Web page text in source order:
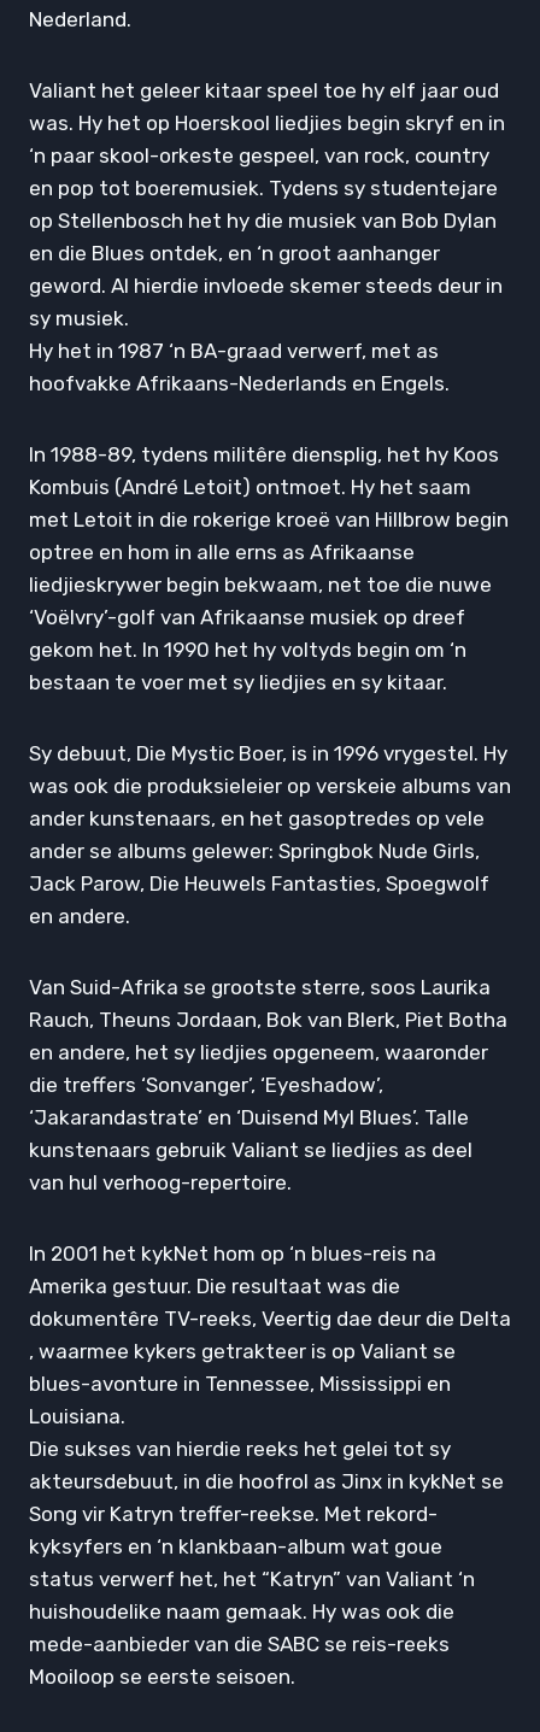
Nederland.
Valiant het geleer kitaar speel toe hy elf jaar oud
was. Hy het op Hoerskool liedjies begin skryf en in
‘n paar skool-orkeste gespeel, van rock, country
en pop tot boeremusiek. Tydens sy studentejare
op Stellenbosch het hy die musiek van Bob Dylan
en die Blues ontdek, en ‘n groot aanhanger
geword. Al hierdie invloede skemer steeds deur in
sy musiek.
Hy het in 1987 ‘n BA-graad verwerf, met as
hoofvakke Afrikaans-Nederlands en Engels.
In 1988-89, tydens militêre diensplig, het hy Koos
Kombuis (André Letoit) ontmoet. Hy het saam
met Letoit in die rokerige kroeë van Hillbrow begin
optree en hom in alle erns as Afrikaanse
liedjieskrywer begin bekwaam, net toe die nuwe
‘Voëlvry’-golf van Afrikaanse musiek op dreef
gekom het. In 1990 het hy voltyds begin om ‘n
bestaan te voer met sy liedjies en sy kitaar.
Sy debuut, Die Mystic Boer, is in 1996 vrygestel. Hy
was ook die produksieleier op verskeie albums van
ander kunstenaars, en het gasoptredes op vele
ander se albums gelewer: Springbok Nude Girls,
Jack Parow, Die Heuwels Fantasties, Spoegwolf
en andere.
Van Suid-Afrika se grootste sterre, soos Laurika
Rauch, Theuns Jordaan, Bok van Blerk, Piet Botha
en andere, het sy liedjies opgeneem, waaronder
die treffers ‘Sonvanger’, ‘Eyeshadow’,
‘Jakarandastrate’ en ‘Duisend Myl Blues’. Talle
kunstenaars gebruik Valiant se liedjies as deel
van hul verhoog-repertoire.
In 2001 het kykNet hom op ‘n blues-reis na
Amerika gestuur. Die resultaat was die
dokumentêre TV-reeks, Veertig dae deur die Delta
, waarmee kykers getrakteer is op Valiant se
blues-avonture in Tennessee, Mississippi en
Louisiana.
Die sukses van hierdie reeks het gelei tot sy
akteursdebuut, in die hoofrol as Jinx in kykNet se
Song vir Katryn treffer-reekse. Met rekord-
kyksyfers en ‘n klankbaan-album wat goue
status verwerf het, het “Katryn” van Valiant ‘n
huishoudelike naam gemaak. Hy was ook die
mede-aanbieder van die SABC se reis-reeks
Mooiloop se eerste seisoen.